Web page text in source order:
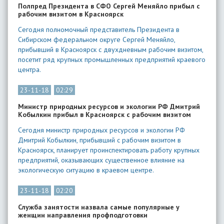
Полпред Президента в СФО Сергей Меняйло прибыл с
рабочим визитом в Красноярск
Сегодня полномочный представитель Президента в
Сибирском федеральном округе Сергей Меняйло,
прибывший в Красноярск с двухдневным рабочим визитом,
посетит ряд крупных промышленных предприятий краевого
центра.
23-11-18
02:29
Министр природных ресурсов и экологии РФ Дмитрий
Кобылкин прибыл в Красноярск с рабочим визитом
Сегодня министр природных ресурсов и экологии РФ
Дмитрий Кобылкин, прибывший с рабочим визитом в
Красноярск, планирует проинспектировать работу крупных
предприятий, оказывающих существенное влияние на
экологическую ситуацию в краевом центре.
23-11-18
02:20
Служба занятости назвала самые популярные у
женщин направления профподготовки